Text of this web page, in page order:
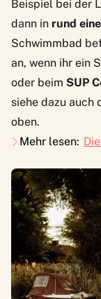
Beispiel bei der
dann in rund
Schwimmbad
an, wenn ihr ein
oder beim SUP
siehe dazu auch
oben.
Mehr lesen: